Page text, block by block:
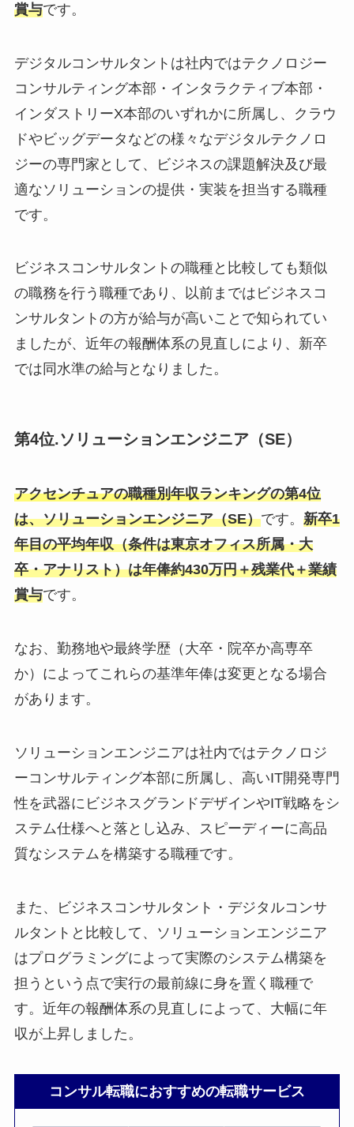
賞与です。
デジタルコンサルタントは社内ではテクノロジー
コンサルティング本部・インタラクティブ本部・
インダストリーX本部のいずれかに所属し、クラウ
ドやビッグデータなどの様々なデジタルテクノロ
ジーの専門家として、ビジネスの課題解決及び最
適なソリューションの提供・実装を担当する職種
です。
ビジネスコンサルタントの職種と比較しても類似
の職務を行う職種であり、以前まではビジネスコ
ンサルタントの方が給与が高いことで知られてい
ましたが、近年の報酬体系の見直しにより、新卒
では同水準の給与となりました。
第4位.ソリューションエンジニア（SE）
アクセンチュアの職種別年収ランキングの第4位
は、ソリューションエンジニア（SE）です。 新卒1
年目の平均年収（条件は東京オフィス所属・大
卒・アナリスト）は年俸約430万円＋残業代＋業績
賞与です。
なお、勤務地や最終学歴（大卒・院卒か高専卒
か）によってこれらの基準年俸は変更となる場合
があります。
ソリューションエンジニアは社内ではテクノロジ
ーコンサルティング本部に所属し、高いIT開発専門
性を武器にビジネスグランドデザインやIT戦略をシ
ステム仕様へと落とし込み、スピーディーに高品
質なシステムを構築する職種です。
また、ビジネスコンサルタント・デジタルコンサ
ルタントと比較して、ソリューションエンジニア
はプログラミングによって実際のシステム構築を
担うという点で実行の最前線に身を置く職種で
す。近年の報酬体系の見直しによって、大幅に年
収が上昇しました。
コンサル転職におすすめの転職サービス